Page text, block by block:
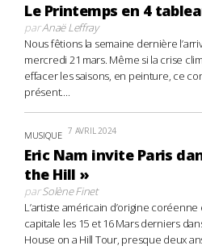
Le Printemps en 4
parAnaë Leffray
Nous fêtions la semaine dernière
mercredi 21 mars. Même si la crise
effacer les saisons, en peinture, ce
présent....
MUSIQUE 7 AVRIL 2024
Eric Nam invite Paris
the Hill »
parSolène Finet
L’artiste américain d’origine
capitale les 15 et 16 Mars derniers
House on a Hill Tour, presque deux